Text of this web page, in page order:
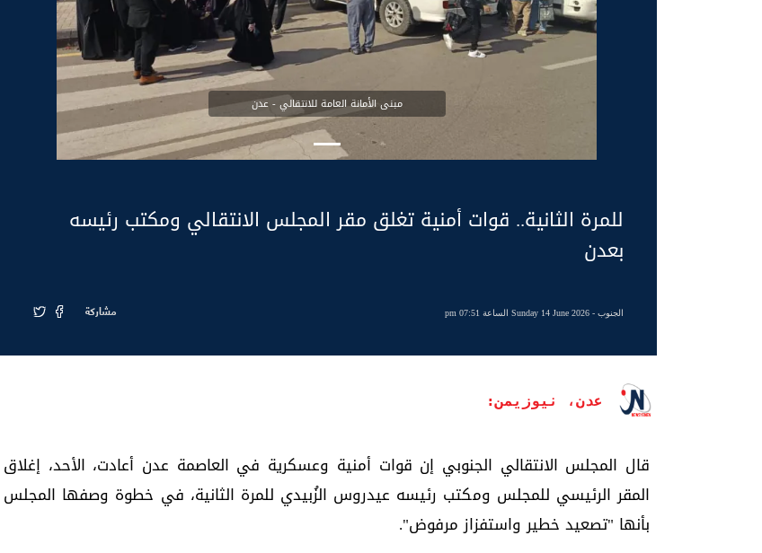
مبنى الأمانة العامة للانتقالي - عدن
للمرة الثانية.. قوات أمنية تغلق مقر المجلس الانتقالي ومكتب رئيسه
بعدن
الجنوب- Sunday 14 June 2026 الساعة 07:51 pm مشاركة
عدن، نيوزيمن:
قال المجلس الانتقالي الجنوبي إن قوات أمنية وعسكرية في العاصمة عدن أعادت، الأحد، إغلاق
المقر الرئيسي للمجلس ومكتب رئيسه عيدروس الزُبيدي للمرة الثانية، في خطوة وصفها المجلس
بأنها "تصعيد خطير واستفزاز مرفوض".